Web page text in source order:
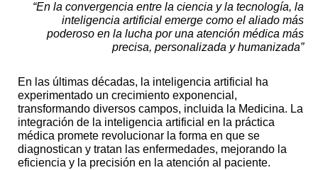
“En la convergencia entre la ciencia y la tecnología, la
inteligencia artificial emerge como el aliado más
poderoso en la lucha por una atención médica más
precisa, personalizada y humanizada”
En las últimas décadas, la inteligencia artificial ha
experimentado un crecimiento exponencial,
transformando diversos campos, incluida la Medicina. La
integración de la inteligencia artificial en la práctica
médica promete revolucionar la forma en que se
diagnostican y tratan las enfermedades, mejorando la
eficiencia y la precisión en la atención al paciente.